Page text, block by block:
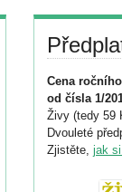
Cena
od čísla 1/
Živy (tedy 59
Dvouleté
Zjistěte, jak